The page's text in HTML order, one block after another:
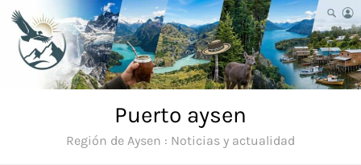
Saltar
contenido
Puerto aysen
Región de Aysen : Noticias y actualidad